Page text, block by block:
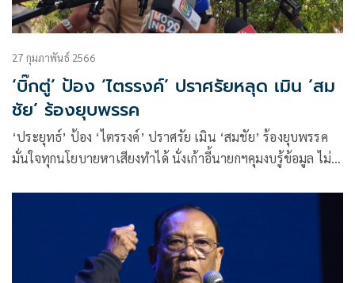
27 กุมภาพันธ์ 2566
‘บิ๊กตู่’ ป้อง ‘ไตรรงค์’ ปราศรัยหลุด เมิน ‘สม
ชัย’ ร้องยุบพรรค
‘ประยุทธ์’ ป้อง ‘ไตรรงค์’ ปราศรัย เมิน ‘สมชัย’ ร้องยุบพรรค
มั่นใจทุกนโยบายหาเสียงทำได้ นั่งเก้าอี้นายกฯคุมงบรู้ข้อมูล ไม่
รักกันดีกับ ‘ลุงป้อม’ ตั้งเป้าประตูอีสานหวังปชช.รักสามัคคี ไม่มี
จุดอ่อนจุดแข็ง ปัด 2 มี.ค.ลงอุดรฯไม่ได้แจกเงิน อ้างเงินท้องถิ่น